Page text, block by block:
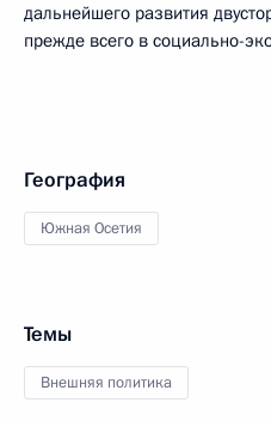
дальнейшего развития
прежде всего в социально-
География
Южная Осетия
Темы
Внешняя политика